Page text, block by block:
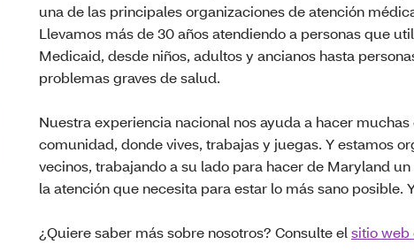
una de las principales organizaciones de atención
Llevamos más de 30 años atendiendo a personas que
Medicaid, desde niños, adultos y ancianos hasta
problemas graves de salud.
Nuestra experiencia nacional nos ayuda a hacer
comunidad, donde vives, trabajas y juegas. Y estamos
vecinos, trabajando a su lado para hacer de Maryland
la atención que necesita para estar lo más sano posible.
¿Quiere saber más sobre nosotros? Consulte el sitio web